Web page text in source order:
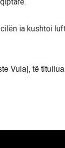
cilën ia kushtoi
Vulaj, të